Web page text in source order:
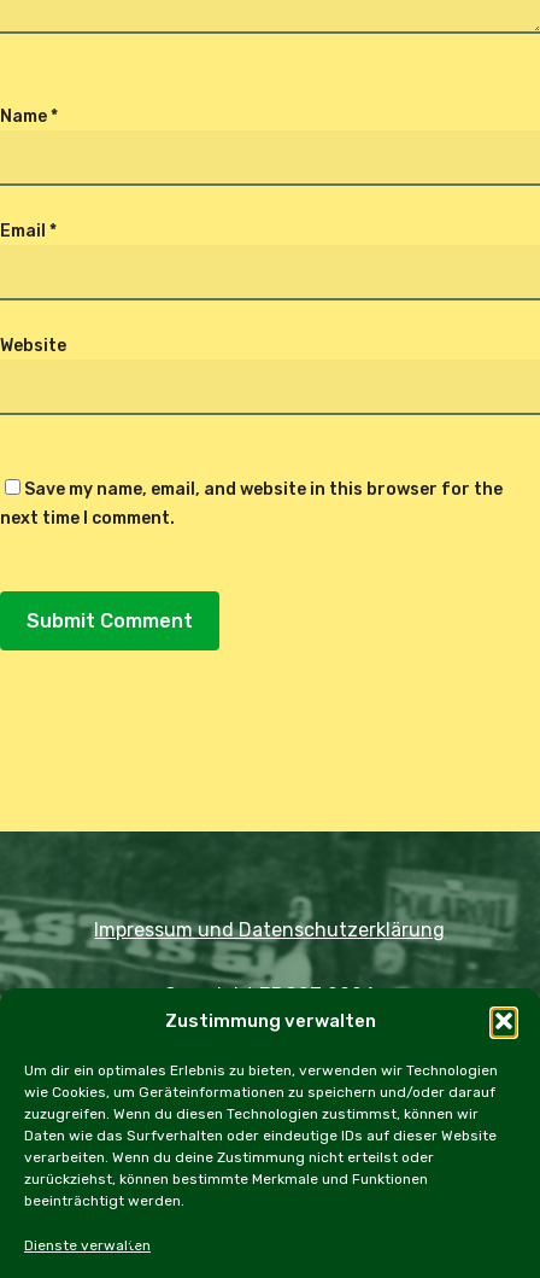
Zustimmung verwalten
Um dir ein optimales Erlebnis zu bieten, verwenden wir Technologien
wie Cookies, um Geräteinformationen zu speichern und/oder darauf
zuzugreifen. Wenn du diesen Technologien zustimmst, können wir
Daten wie das Surfverhalten oder eindeutige IDs auf dieser Website
verarbeiten. Wenn du deine Zustimmung nicht erteilst oder
zurückziehst, können bestimmte Merkmale und Funktionen
beeinträchtigt werden.
Dienste verwalten
Name*
Email *
Website
Save my name, email, and website in this browser for the
next time I comment.
Impressum und Datenschutzerklärung
Copyright JDOST 2024
Home Ausfahrten Rallye
Events
Messen
Workshops Cookie Policy (EU)